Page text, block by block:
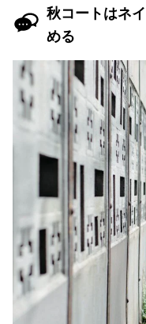
秋コートはネ
める